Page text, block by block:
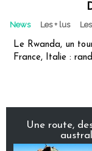
News Les + lus
Le Rwanda, un
France, Italie :
Une route,